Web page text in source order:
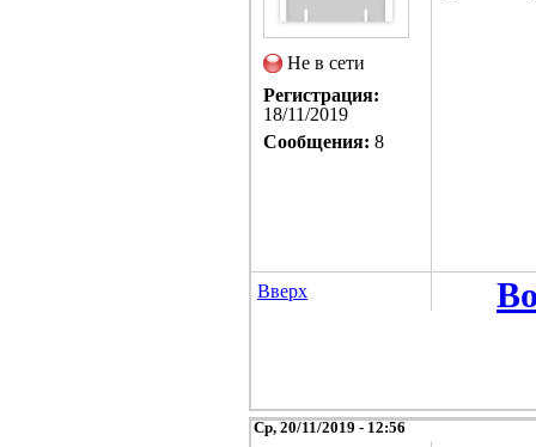
Не в сети
Регистрация:
18/11/2019
Сообщения: 8
Вверх
Ср, 20/11/2019 - 12:56